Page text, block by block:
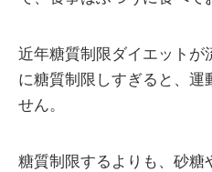
近年糖質制限ダイエットが
に糖質制限しすぎると、運
せん。
糖質制限するよりも、砂糖